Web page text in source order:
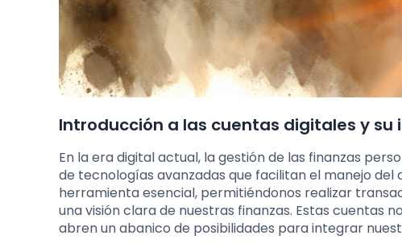
Introducción a las cuentas digitales y
En la era digital actual, la gestión de las finanzas
de tecnologías avanzadas que facilitan el manejo del
herramienta esencial, permitiéndonos realizar
una visión clara de nuestras finanzas. Estas cuentas
abren un abanico de posibilidades para integrar